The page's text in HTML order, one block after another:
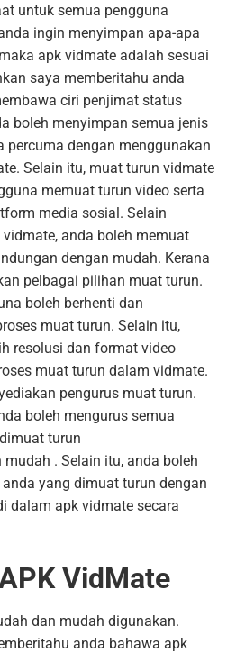
untuk semua pengguna
ingin menyimpan apa-apa
apk vidmate adalah sesuai
saya memberitahu anda
ciri penjimat status
boleh menyimpan semua jenis
percuma dengan menggunakan
Selain itu, muat turun vidmate
memuat turun video serta
media sosial. Selain
anda boleh memuat
dengan mudah. Kerana
pelbagai pilihan muat turun.
boleh berhenti dan
muat turun. Selain itu,
resolusi dan format video
muat turun dalam vidmate.
pengurus muat turun.
boleh mengurus semua
turun
mudah . Selain itu, anda boleh
yang dimuat turun dengan
dalam apk vidmate secara
VidMate
dan mudah digunakan.
anda bahawa apk